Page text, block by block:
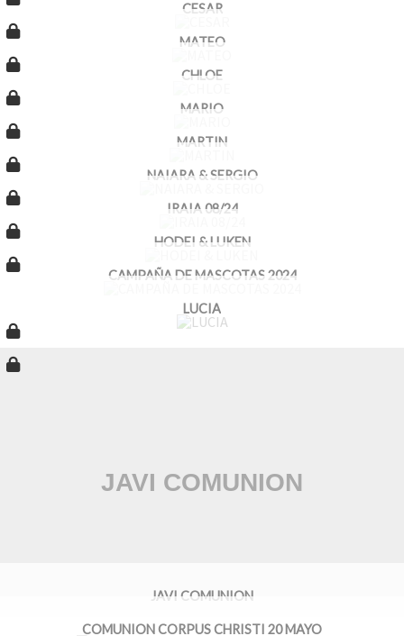
CESAR
MATEO
CHLOE
MARIO
MARTIN
NAIARA & SERGIO
IRAIA 08/24
HODEI & LUKEN
CAMPAÑA DE MASCOTAS 2024
LUCIA
JAVI COMUNION
COMUNION CORPUS CHRISTI 20 MAYO